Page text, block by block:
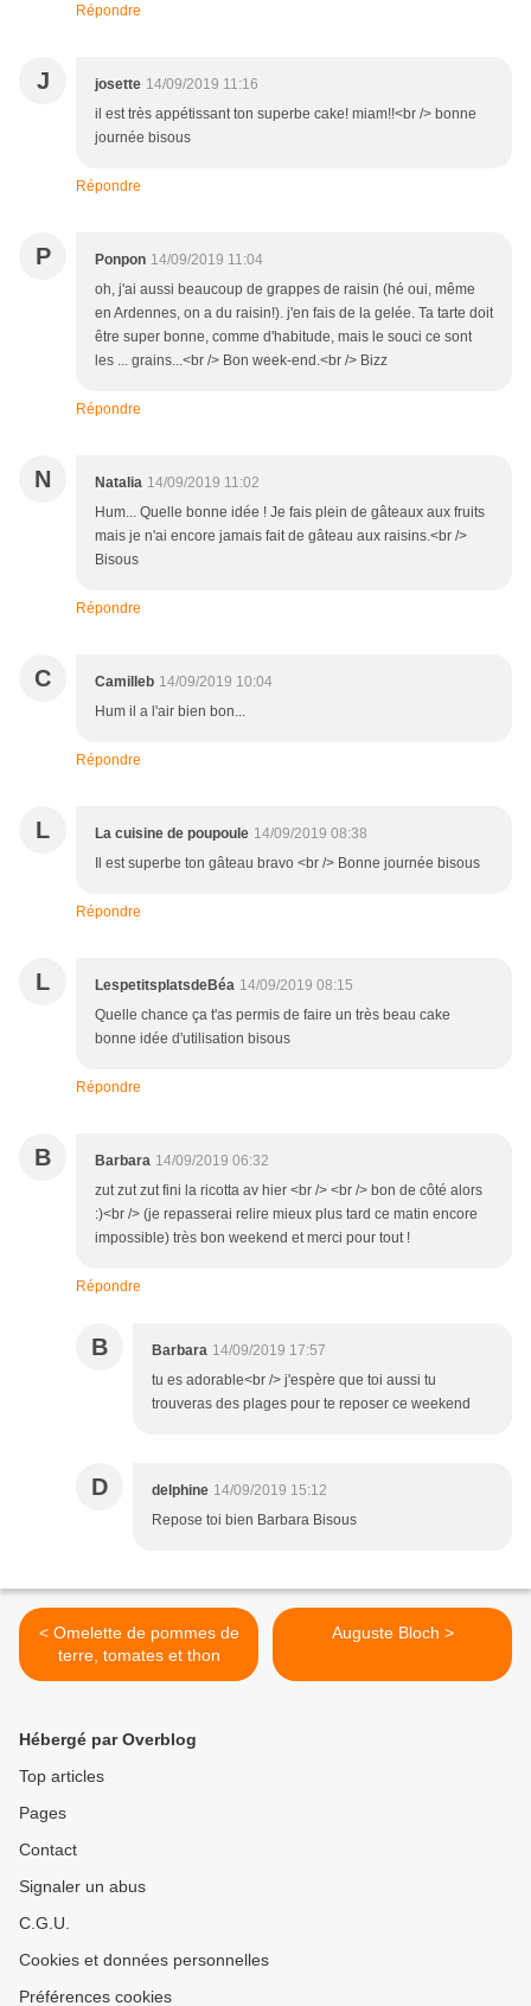
Répondre
J josette 14/09/2019 11:16
il est très appétissant ton superbe cake! miam!!<br /> bonne
journée bisous
Répondre
P Ponpon 14/09/2019 11:04
oh, j'ai aussi beaucoup de grappes de raisin (hé oui, même
en Ardennes, on a du raisin!). j'en fais de la gelée. Ta tarte doit
être super bonne, comme d'habitude, mais le souci ce sont
les ... grains...<br /> Bon week-end.<br /> Bizz
Répondre
N Natalia 14/09/2019 11:02
Hum... Quelle bonne idée ! Je fais plein de gâteaux aux fruits
mais je n'ai encore jamais fait de gâteau aux raisins.<br />
Bisous
Répondre
C Camilleb 14/09/2019 10:04
Hum il a l'air bien bon...
Répondre
L La cuisine de poupoule 14/09/2019 08:38
Il est superbe ton gâteau bravo <br /> Bonne journée bisous
Répondre
L LespetitsplatsdeBéa 14/09/2019 08:15
Quelle chance ça t'as permis de faire un très beau cake
bonne idée d'utilisation bisous
Répondre
B Barbara 14/09/2019 06:32
zut zut zut fini la ricotta av hier <br /> <br /> bon de côté alors
:)<br /> (je repasserai relire mieux plus tard ce matin encore
impossible) très bon weekend et merci pour tout !
Répondre
B Barbara 14/09/2019 17:57
tu es adorable<br /> j'espère que toi aussi tu
trouveras des plages pour te reposer ce weekend
D delphine 14/09/2019 15:12
Repose toi bien Barbara Bisous
< Omelette de pommes de
terre, tomates et thon
Auguste Bloch >
Hébergé par Overblog
Top articles
Pages
Contact
Signaler un abus
C.G.U.
Cookies et données personnelles
Préférences cookies